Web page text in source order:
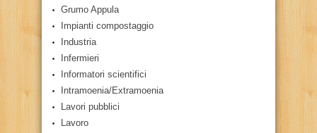
Grumo Appula
Impianti compostaggio
Industria
Infermieri
Informatori scientifici
Intramoenia/Extramoenia
Lavori pubblici
Lavoro